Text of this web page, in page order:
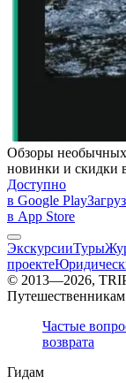
Обзоры
новинки и скидки
Доступно
в Google Play
в App Store
ЭкскурсииТуры
проекте
© 2013—2026,
Путешественникам
Частые
возврата
Гидам